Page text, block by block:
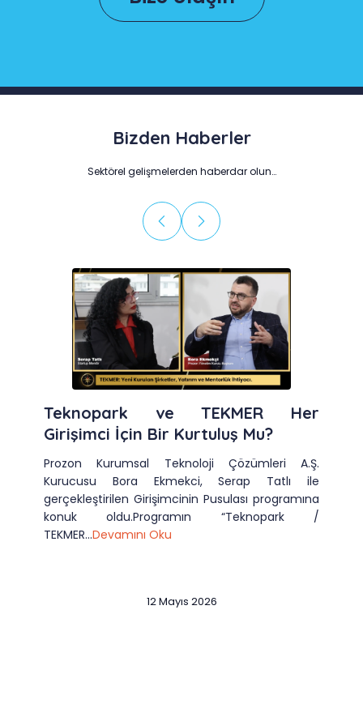
Bizden Haberler
Sektörel gelişmelerden haberdar olun…
Teknopark ve TEKMER Her
Girişimci İçin Bir Kurtuluş Mu?
Prozon Kurumsal Teknoloji Çözümleri A.Ş.
Kurucusu Bora Ekmekci, Serap Tatlı ile
gerçekleştirilen Girişimcinin Pusulası programına
konuk oldu.Programın “Teknopark /
TEKMER...Devamını Oku
12 Mayıs 2026